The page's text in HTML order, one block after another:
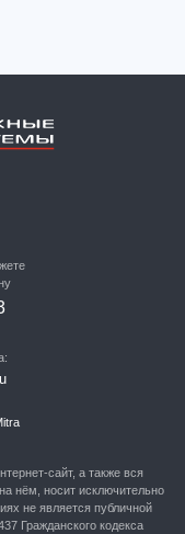
сайт, а также вся
нём, носит исключительно
не является публичной
Гражданского кодекса